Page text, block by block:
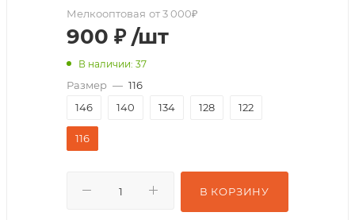
Мелкооптовая от 3 000₽
900 ₽ /шт
В наличии: 37
Размер — 116
146
140 134 128 122
116
В КОРЗИНУ